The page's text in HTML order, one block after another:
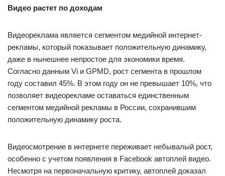
Видео растет по доходам
Видеореклама является сегментом медийной интернет-
рекламы, который показывает положительную динамику,
даже в нынешнее непростое для экономики время.
Согласно данным Vi и GPMD, рост сегмента в прошлом
году составил 45%. В этом году он не превышает 10%, что
позволяет видеорекламе оставаться единственным
сегментом медийной рекламы в России, сохранившим
положительную динамику роста.
Видеосмотрение в интернете переживает небывалый рост,
особенно с учетом появления в Facebook автоплей видео.
Несмотря на первоначальную критику, автоплей доказал